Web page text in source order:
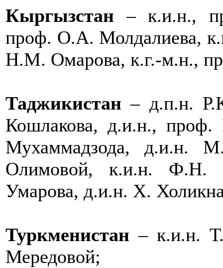
Кыргызстан– к.и.н.,
проф. О.А. Молдалиева,
Н.М. Омарова, к.г.-м.н.,
Таджикистан– д.п.н.
Кошлакова, д.и.н.,
Мухаммадзода, д.и.н.
Олимовой, к.и.н. Ф.Н.
Умарова, д.и.н. Х.
Туркменистан – к.и.н.
Мередовой;